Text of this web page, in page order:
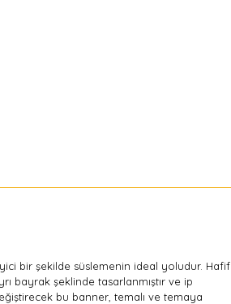
bir şekilde süslemenin ideal yoludur. Hafif
bayrak şeklinde tasarlanmıştır ve ip
bu banner, temalı ve temaya